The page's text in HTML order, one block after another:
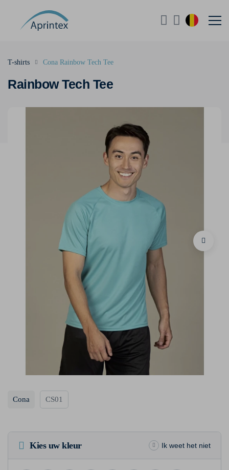
Rainbow Tech Tee
T-shirts Cona Rainbow Tech Tee
Cona CS01
Kies uw kleur Ik weet het niet